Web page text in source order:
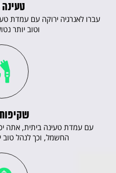
טעינה
עברו לאנרגיה ירוקה עם עמדת
וטוב יותר
עם עמדת טעינה ביתית, אתה
החשמל, וכך לנהל טוב